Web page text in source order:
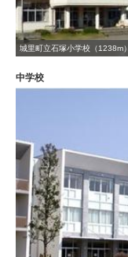
城里町立石塚小学校（1238m）
中学校